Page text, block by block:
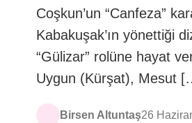
Coşkun’un “Canfeza”
Kabakuşak’ın yönettiği
“Gülizar” rolüne hayat
Uygun (Kürşat), Mesut
Birsen Altuntaş26